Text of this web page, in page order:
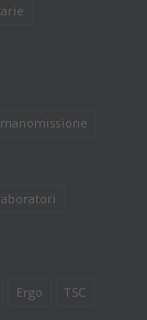
Ergo TSC